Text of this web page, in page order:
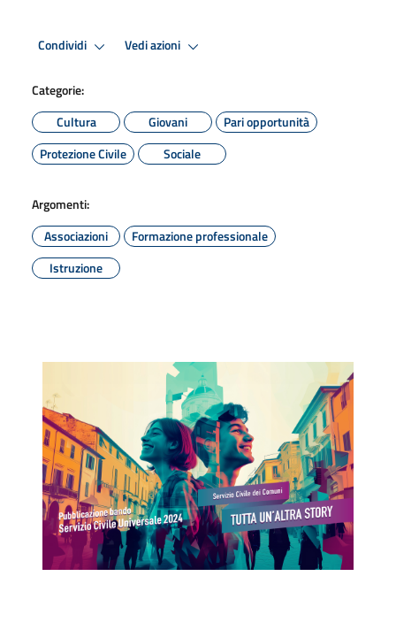
Condividi Vedi azioni
Categorie:
Cultura
Giovani
Pari opportunità
Protezione Civile
Sociale
Argomenti:
Associazioni
Formazione professionale
Istruzione